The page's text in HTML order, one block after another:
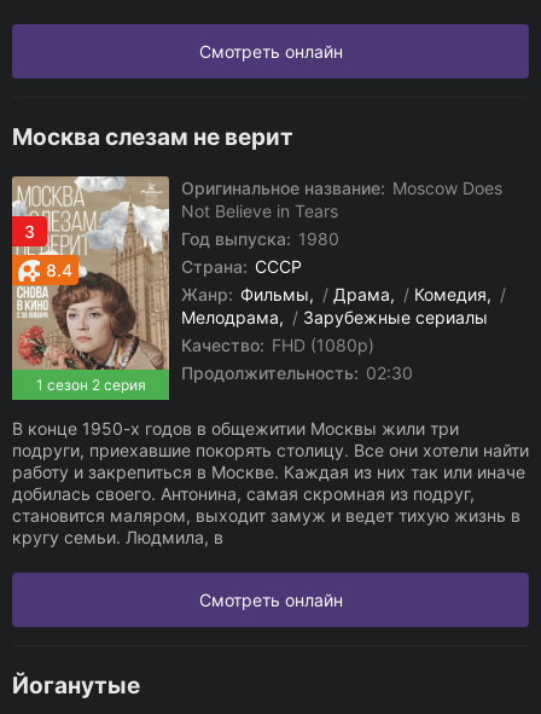
Смотреть онлайн
Москва слезам не верит
3
1 сезон 2 серия
8.4
Оригинальное название: Moscow Does
Not Believe in Tears
Год выпуска: 1980
Страна: СССР
Жанр: Фильмы / Драма / Комедия
/
Мелодрама
/ Зарубежные сериалы
Качество: FHD (1080p)
Продолжительность: 02:30
В конце 1950-х годов в общежитии Москвы жили три
подруги, приехавшие покорять столицу. Все они хотели найти
работу и закрепиться в Москве. Каждая из них так или иначе
добилась своего. Антонина, самая скромная из подруг,
становится маляром, выходит замуж и ведет тихую жизнь в
кругу семьи. Людмила, в
Смотреть онлайн
Йоганутые